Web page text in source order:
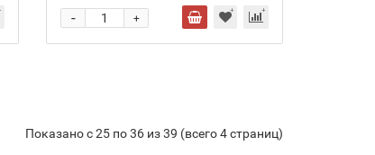
+
-
Показано с 25 по 36 из 39 (всего 4 страниц)